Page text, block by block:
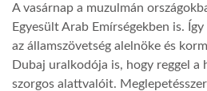
AFRIKA TUDÁSTÁR
A NAP SZÉPE
A vasárnap a muzulmán
Egyesült Arab Emírségekben is.
az államszövetség alelnöke és
Dubaj uralkodója is, hogy reggel a
szorgos alattvalóit.